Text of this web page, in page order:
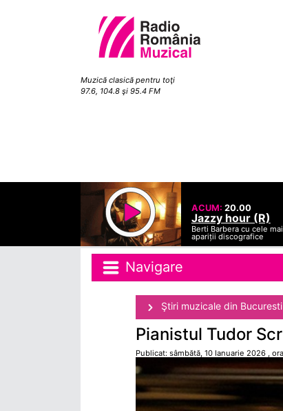
Muzică clasică pentru toţi
97.6, 104.8 şi 95.4 FM
ACUM: 20.00
Jazzy hour (R)
Berti Barbera cu cele
apariții discografice
Navigare
Ştiri muzicale din Bucuresti
Pianistul Tudor
Publicat: sâmbătă, 10 Ianuarie 2026 ,